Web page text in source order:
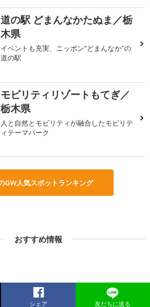
道の駅 どまんなかたぬま／栃
木県
イベントも充実、ニッポン“どまんなか”の
道の駅
モビリティリゾートもてぎ／
栃木県
人と自然とモビリティが融合したモビリテ
ィテーマパーク
GW人気スポットランキング
おすすめ情報
シェア 友だちに送る